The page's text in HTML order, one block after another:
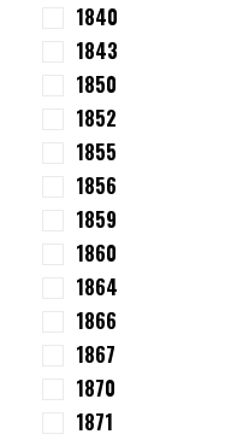
1840
1843
1850
1852
1855
1856
1859
1860
1864
1866
1867
1870
1871